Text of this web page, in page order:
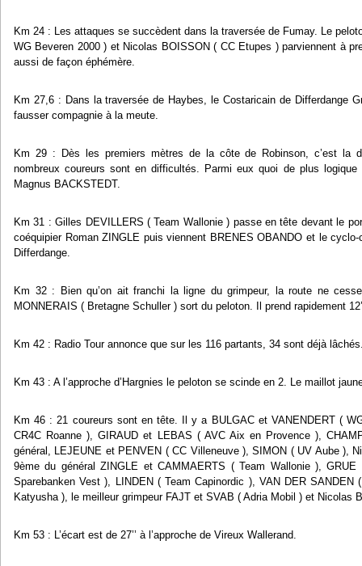
Km 24 : Les attaques se succèdent dans la traversée de Fumay. Le
WG Beveren 2000 ) et Nicolas BOISSON ( CC Etupes ) parviennent à
aussi de façon éphémère.
Km 27,6 : Dans la traversée de Haybes, le Costaricain de Differdange
fausser compagnie à la meute.
Km 29 : Dès les premiers mètres de la côte de Robinson, c’est la
nombreux coureurs sont en difficultés. Parmi eux quoi de plus
Magnus BACKSTEDT.
Km 31 : Gilles DEVILLERS ( Team Wallonie ) passe en tête devant le
coéquipier Roman ZINGLE puis viennent BRENES OBANDO et le
Differdange.
Km 32 : Bien qu’on ait franchi la ligne du grimpeur, la route ne
MONNERAIS ( Bretagne Schuller ) sort du peloton. Il prend rapidement
Km 42 : Radio Tour annonce que sur les 116 partants, 34 sont déjà
Km 43 : A l’approche d’Hargnies le peloton se scinde en 2. Le maillot
Km 46 : 21 coureurs sont en tête. Il y a BULGAC et VANENDERT (
CR4C Roanne ), GIRAUD et LEBAS ( AVC Aix en Provence ),
général, LEJEUNE et PENVEN ( CC Villeneuve ), SIMON ( UV Aube ),
9ème du général ZINGLE et CAMMAERTS ( Team Wallonie ),
Sparebanken Vest ), LINDEN ( Team Capinordic ), VAN DER
Katyusha ), le meilleur grimpeur FAJT et SVAB ( Adria Mobil ) et Nicolas
Km 53 : L’écart est de 27’’ à l’approche de Vireux Wallerand.